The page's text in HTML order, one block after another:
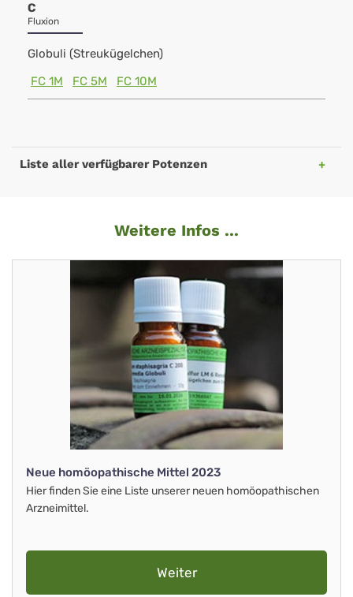
C
Fluxion
Globuli (Streukügelchen)
FC 1M
FC 5M FC 10M
Liste aller verfügbarer Potenzen
Weitere Infos ...
Neue homöopathische Mittel 2023
Hier finden Sie eine Liste unserer neuen homöopathischen
Arzneimittel.
Weiter